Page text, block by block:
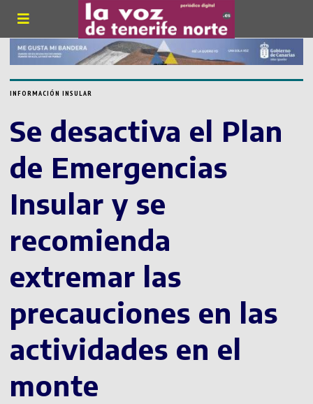
INFORMACIÓN INSULAR
Se desactiva el Plan
de Emergencias
Insular y se
recomienda
extremar las
precauciones en las
actividades en el
monte